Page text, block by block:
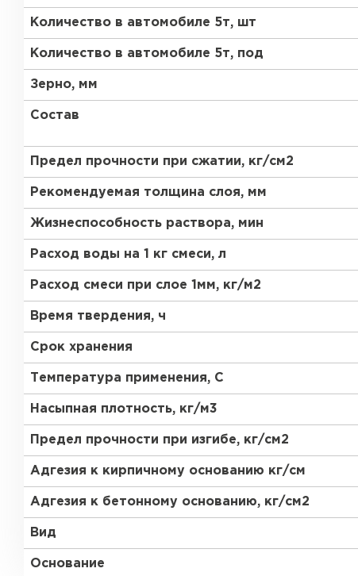
Количество в автомобиле 5т, шт
Количество в автомобиле 5т, под
Зерно, мм
Состав
Предел прочности при сжатии, кг/см2
Рекомендуемая толщина слоя, мм
Жизнеспособность раствора, мин
Расход воды на 1 кг смеси, л
Расход смеси при слое 1мм, кг/м2
Время твердения, ч
Срок хранения
Температура применения, С
Насыпная плотность, кг/м3
Предел прочности при изгибе, кг/см2
Адгезия к кирпичному основанию кг/см
Адгезия к бетонному основанию, кг/см2
Вид
Основание